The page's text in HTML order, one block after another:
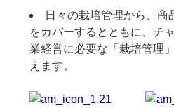
日々の栽培管理から、
をカバーするとともに、チ
業経営に必要な「栽培管理
えます。